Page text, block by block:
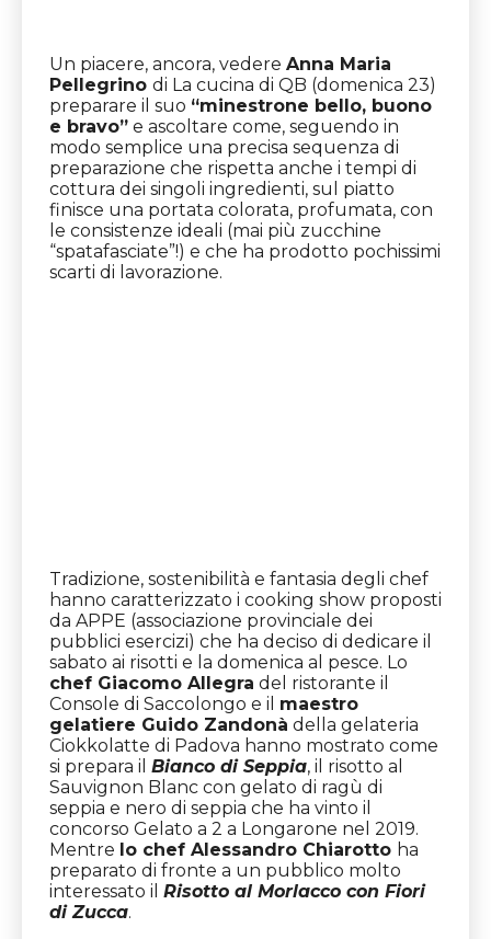
Un piacere, ancora, vedere Anna Maria
Pellegrino di La cucina di QB (domenica 23)
preparare il suo “minestrone bello, buono
e bravo”e ascoltare come, seguendo in
modo semplice una precisa sequenza di
preparazione che rispetta anche i tempi di
cottura dei singoli ingredienti, sul piatto
finisce una portata colorata, profumata, con
le consistenze ideali (mai più zucchine
“spatafasciate”!) e che ha prodotto pochissimi
scarti di lavorazione.
Tradizione, sostenibilità e fantasia degli chef
hanno caratterizzato i cooking show proposti
da APPE (associazione provinciale dei
pubblici esercizi) che ha deciso di dedicare il
sabato ai risotti e la domenica al pesce. Lo
chef Giacomo Allegra del ristorante il
Console di Saccolongo e il maestro
gelatiere Guido Zandonà della gelateria
Ciokkolatte di Padova hanno mostrato come
si prepara il Bianco di Seppia, il risotto al
Sauvignon Blanc con gelato di ragù di
seppia e nero di seppia che ha vinto il
concorso Gelato a 2 a Longarone nel 2019.
Mentre lo chef Alessandro Chiarotto ha
preparato di fronte a un pubblico molto
interessato il Risotto al Morlacco con Fiori
di Zucca.